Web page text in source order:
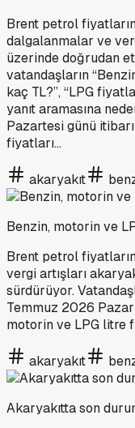
Brent petrol
dalgalanmalar ve
üzerinde doğrudan
vatandaşların
kaç TL?”, “LPG
yanıt aramasına
Pazartesi günü
fiyatları…
akaryakıt
Benzin, motorin ve
Brent petrol
vergi artışları
sürdürüyor.
Temmuz 2026
motorin ve LPG litre
akaryakıt
Akaryakıtta son